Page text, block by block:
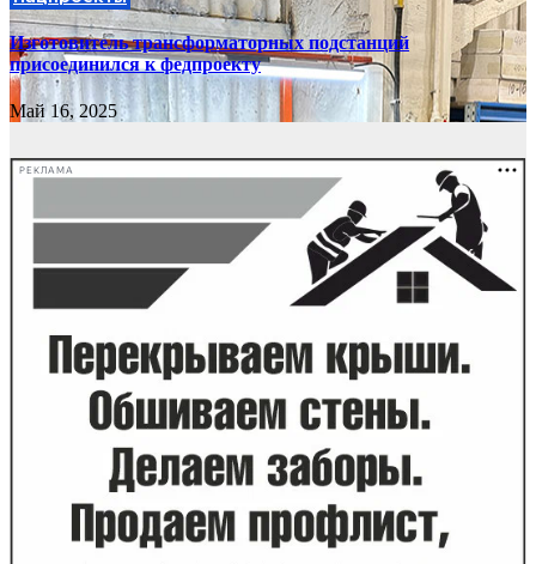
Изготовитель трансформаторных подстанций
присоединился к федпроекту
Май 16, 2025
РЕКЛАМА